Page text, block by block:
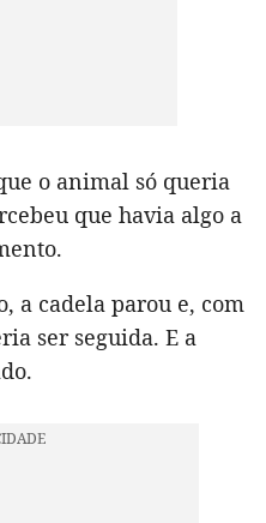
o animal só queria
que havia algo a
a cadela parou e, com
ser seguida. E a